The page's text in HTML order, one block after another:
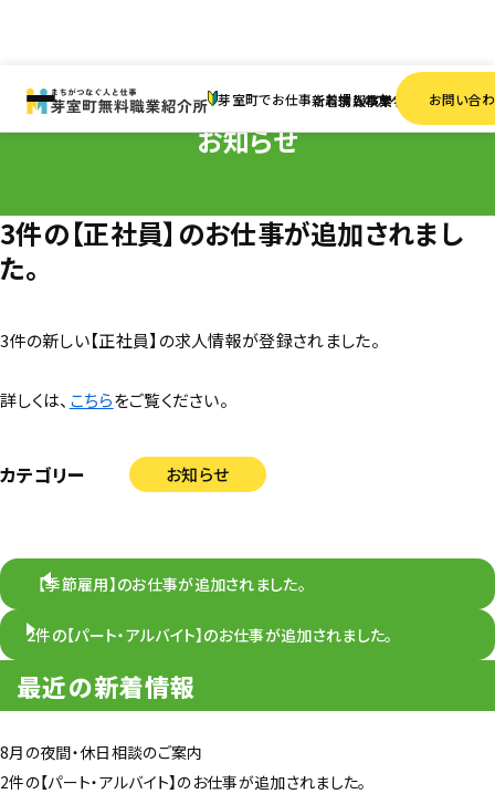
芽室町でお仕事をお探しの方へ
新着情報求人検索事業者一覧お問い合
お知らせ
3件の【正社員】のお仕事が追加されまし
た。
3件の新しい【正社員】の求人情報が登録されました。
詳しくは、 こちらをご覧ください。
カテゴリー お知らせ
【季節雇用】のお仕事が追加されました。
2件の【パート・アルバイト】のお仕事が追加されました。
最近の新着情報
8月の夜間・休日相談のご案内
2件の【パート・アルバイト】のお仕事が追加されました。